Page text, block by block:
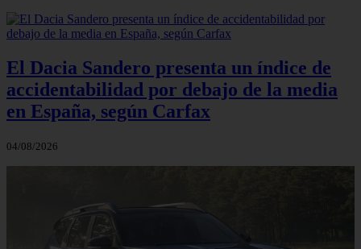
El Dacia Sandero presenta un índice de
accidentabilidad por debajo de la media
en España, según Carfax
04/08/2026